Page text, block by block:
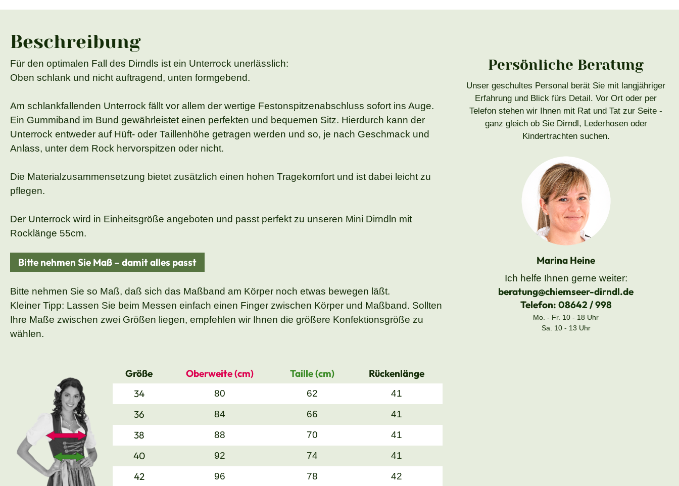
Beschreibung
Für den optimalen Fall des Dirndls ist ein Unterrock unerlässlich:
Oben schlank und nicht auftragend, unten formgebend.
Am schlankfallenden Unterrock fällt vor allem der wertige Festonspitzenabschluss sofort ins Auge.
Ein Gummiband im Bund gewährleistet einen perfekten und bequemen Sitz. Hierdurch kann der
Unterrock entweder auf Hüft- oder Taillenhöhe getragen werden und so, je nach Geschmack und
Anlass, unter dem Rock hervorspitzen oder nicht.
Die Materialzusammensetzung bietet zusätzlich einen hohen Tragekomfort und ist dabei leicht zu
pflegen.
Der Unterrock wird in Einheitsgröße angeboten und passt perfekt zu unseren Mini Dirndln mit
Rocklänge 55cm.
Bitte nehmen Sie Maß – damit alles passt
Bitte nehmen Sie so Maß, daß sich das Maßband am Körper noch etwas bewegen läßt.
Kleiner Tipp: Lassen Sie beim Messen einfach einen Finger zwischen Körper und Maßband. Sollten
Ihre Maße zwischen zwei Größen liegen, empfehlen wir Ihnen die größere Konfektionsgröße zu
wählen.
Größe Oberweite (cm) Taille (cm)
Rückenlänge
34
80 62 41
36 84 66 41
38 88 70 41
40 92 74 41
42 96 78 42
Persönliche Beratung
Unser geschultes Personal berät Sie mit langjähriger
Erfahrung und Blick fürs Detail. Vor Ort oder per
Telefon stehen wir Ihnen mit Rat und Tat zur Seite -
ganz gleich ob Sie Dirndl, Lederhosen oder
Kindertrachten suchen.
Marina Heine
Ich helfe Ihnen gerne weiter:
beratung@chiemseer-dirndl.de
Telefon: 08642 / 998
Mo. - Fr. 10 - 18 Uhr
Sa. 10 - 13 Uhr